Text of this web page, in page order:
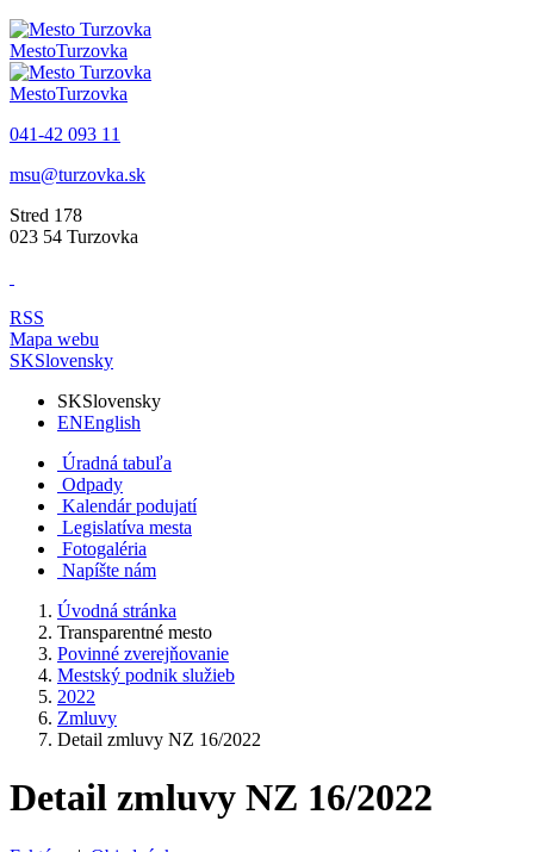
MestoTurzovka
MestoTurzovka
041-42 093 11
msu@turzovka.sk
Stred 178
023 54 Turzovka
RSS
Mapa webu
SKSlovensky
SKSlovensky
ENEnglish
Úradná tabuľa
Odpady
Kalendár podujatí
Legislatíva mesta
Fotogaléria
Napíšte nám
Úvodná stránka
Transparentné mesto
Povinné zverejňovanie
Mestský podnik služieb
2022
Zmluvy
Detail zmluvy NZ 16/2022
Detail zmluvy NZ 16/2022